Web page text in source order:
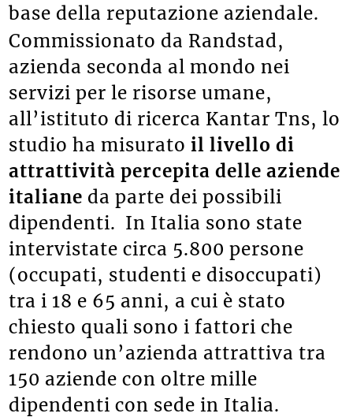
base della reputazione aziendale.
Commissionato da Randstad,
azienda seconda al mondo nei
servizi per le risorse umane,
all’istituto di ricerca Kantar Tns, lo
studio ha misurato il livello di
attrattività percepita delle aziende
italiane da parte dei possibili
dipendenti. In Italia sono state
intervistate circa 5.800 persone
(occupati, studenti e disoccupati)
tra i 18 e 65 anni, a cui è stato
chiesto quali sono i fattori che
rendono un’azienda attrattiva tra
150 aziende con oltre mille
dipendenti con sede in Italia.